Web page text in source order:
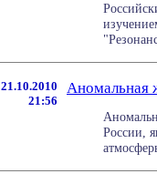
21.10.2010
21:56
Аномальная
России,